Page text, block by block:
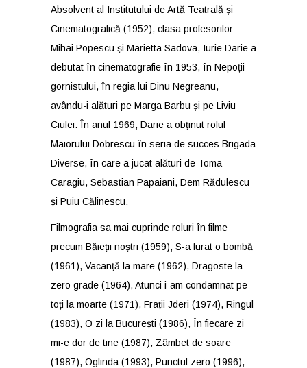
Absolvent al Institutului de Artă Teatrală și
Cinematografică (1952), clasa profesorilor
Mihai Popescu și Marietta Sadova, Iurie Darie a
debutat în cinematografie în 1953, în Nepoții
gornistului, în regia lui Dinu Negreanu,
avându-i alături pe Marga Barbu și pe Liviu
Ciulei. În anul 1969, Darie a obținut rolul
Maiorului Dobrescu în seria de succes Brigada
Diverse, în care a jucat alături de Toma
Caragiu, Sebastian Papaiani, Dem Rădulescu
și Puiu Călinescu.
Filmografia sa mai cuprinde roluri în filme
precum Băieții noștri (1959), S-a furat o bombă
(1961), Vacanță la mare (1962), Dragoste la
zero grade (1964), Atunci i-am condamnat pe
toți la moarte (1971), Frații Jderi (1974), Ringul
(1983), O zi la București (1986), În fiecare zi
mi-e dor de tine (1987), Zâmbet de soare
(1987), Oglinda (1993), Punctul zero (1996),